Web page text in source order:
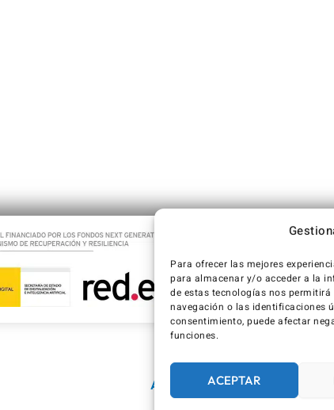
Para ofrecer las mejores
para almacenar y/o acceder a la
de estas tecnologías nos
navegación o las identificaciones
consentimiento, puede afectar
funciones.
ACEPTAR
Aviso Legal / Imprint Declaración